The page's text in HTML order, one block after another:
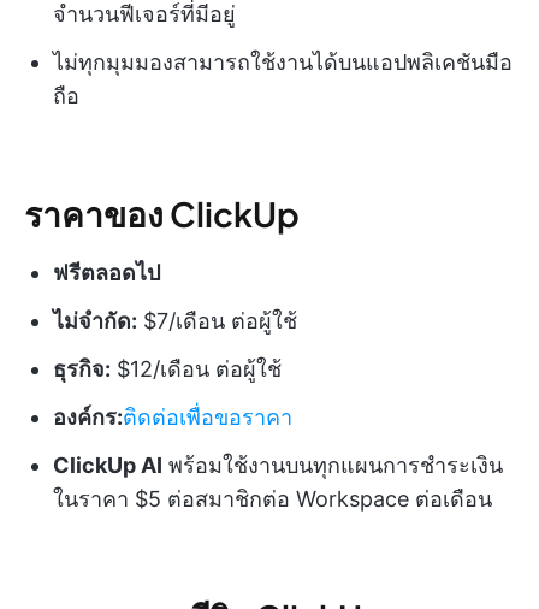
จำนวนฟีเจอร์ที่มีอยู่
ไม่ทุกมุมมองสามารถใช้งานได้บนแอปพลิเคชันมือ
ถือ
ราคาของ ClickUp
ฟรีตลอดไป
ไม่จำกัด: $7/เดือน ต่อผู้ใช้
ธุรกิจ: $12/เดือน ต่อผู้ใช้
องค์กร:ติดต่อเพื่อขอราคา
ClickUp AI พร้อมใช้งานบนทุกแผนการชำระเงิน
ในราคา $5 ต่อสมาชิกต่อ Workspace ต่อเดือน